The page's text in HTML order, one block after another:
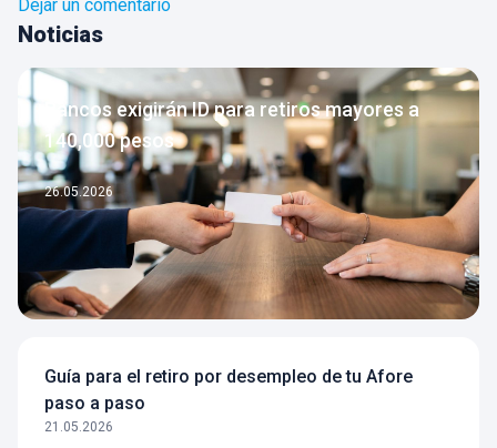
Dejar un comentario
Noticias
Bancos exigirán ID para retiros mayores a
140,000 pesos
26.05.2026
Guía para el retiro por desempleo de tu Afore
paso a paso
21.05.2026